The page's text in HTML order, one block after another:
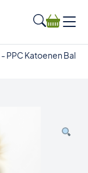
- PPC Katoenen Bal